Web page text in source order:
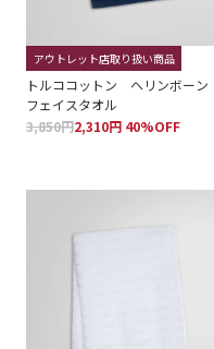
アウトレット店取り扱い商品
トルココットン ヘリンボーン
フェイスタオル
3,850円2,310円 40%OFF